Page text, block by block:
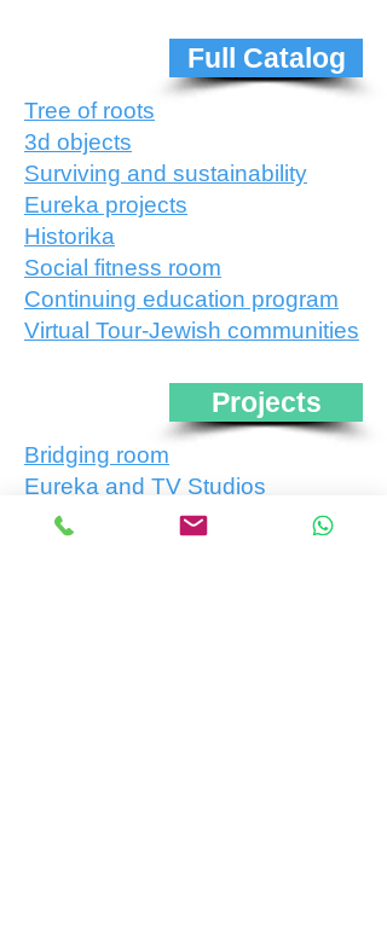
Full Catalog
Tree of roots
3d objects
Surviving and sustainability
Eureka projects
Historika
Social fitness room
Continuing education program
Virtual Tour-Jewish communities
Projects
Bridging room
Eureka and TV Studios
ELAND
Learning english easily